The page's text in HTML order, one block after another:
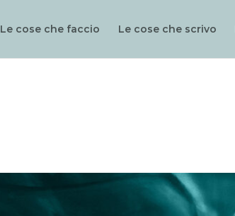
Le cose che faccio Le cose che scrivo